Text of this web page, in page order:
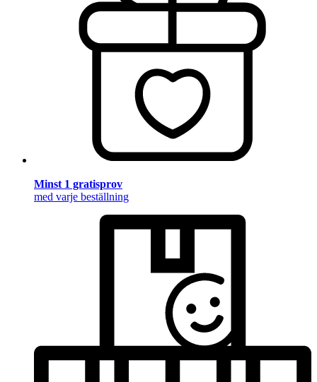
Minst 1 gratisprov
med varje beställning